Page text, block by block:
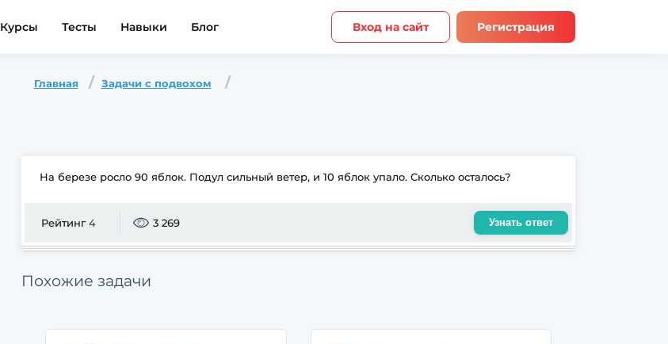
Курсы Тесты Навыки Блог Вход на сайт Регистрация
Главная Задачи с подвохом
На березе росло 90 яблок. Подул сильный ветер, и 10 яблок упало. Сколько осталось?
Рейтинг4 3 269 Узнать ответ
Похожие задачи